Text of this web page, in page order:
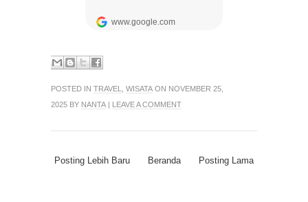
POSTED IN TRAVEL WISATA ON NOVEMBER 25,
2025 BY NANTA | LEAVE A COMMENT
Posting Lebih Baru Posting Lama
Beranda